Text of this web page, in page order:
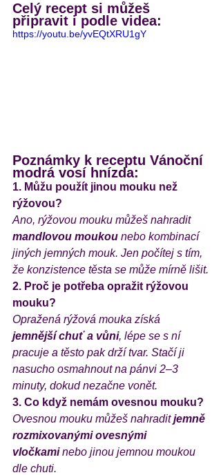
Celý recept si můžeš
připravit i podle videa:
https://youtu.be/yvEQtXRU1gY
Poznámky k receptu Vánoční
modrá vosí hnízda:
1. Můžu použít jinou mouku než
rýžovou?
Ano, rýžovou mouku můžeš nahradit
mandlovou moukou nebo kombinací
jiných jemných mouk. Jen počítej s tím,
že konzistence těsta se může mírně lišit.
2. Proč je potřeba opražit rýžovou
mouku?
Opražená rýžová mouka získá
jemnější chuť a vůni, lépe se s ní
pracuje a těsto pak drží tvar. Stačí ji
nasucho osmahnout na pánvi 2–3
minuty, dokud nezačne vonět.
3. Co když nemám ovesnou mouku?
Ovesnou mouku můžeš nahradit jemně
rozmixovanými ovesnými
vločkami nebo jinou jemnou moukou
dle chuti.